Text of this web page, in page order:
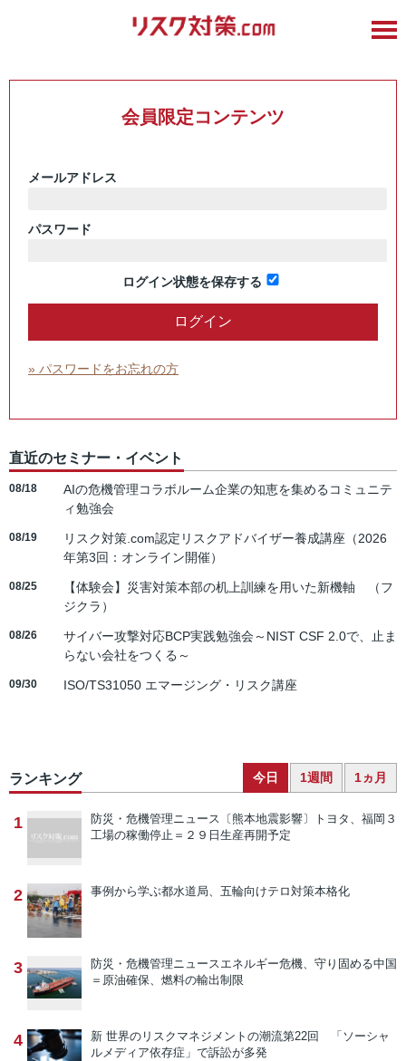
会員限定コンテンツ
メールアドレス
パスワード
ログイン状態を保存する
» パスワードをお忘れの方
直近のセミナー・イベント
08/18
AIの危機管理コラボルーム企業の知恵を集めるコミュニテ
ィ勉強会
08/19
リスク対策.com認定リスクアドバイザー養成講座（2026
年第3回：オンライン開催）
08/25
【体験会】災害対策本部の机上訓練を用いた新機軸 （フ
ジクラ）
08/26
サイバー攻撃対応BCP実践勉強会～NIST CSF 2.0で、止ま
らない会社をつくる～
09/30 ISO/TS31050 エマージング・リスク講座
ランキング 今日 1週間 1ヵ月
1 防災・危機管理ニュース 〔熊本地震影響〕トヨタ、福岡３
工場の稼働停止＝２９日生産再開予定
2 事例から学ぶ都水道局、五輪向けテロ対策本格化
3 防災・危機管理ニュースエネルギー危機、守り固める中国
＝原油確保、燃料の輸出制限
4 新 世界のリスクマネジメントの潮流第22回 「ソーシャ
ルメディア依存症」で訴訟が多発